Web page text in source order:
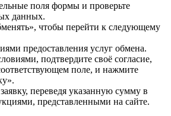
поля формы и проверьте
данных.
чтобы перейти к следующему
предоставления услуг обмена.
подтвердите своё согласие,
поле, и нажмите
переведя указанную сумму в
представленными на сайте.